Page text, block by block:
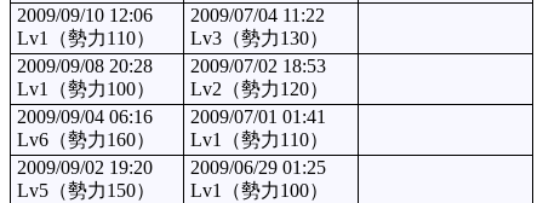
2009/09/10 12:06
Lv1（勢力110）
2009/07/04 11:22
Lv3（勢力130）
2009/09/08 20:28
Lv1（勢力100）
2009/07/02 18:53
Lv2（勢力120）
2009/09/04 06:16
Lv6（勢力160）
2009/07/01 01:41
Lv1（勢力110）
2009/09/02 19:20
Lv5（勢力150）
2009/06/29 01:25
Lv1（勢力100）